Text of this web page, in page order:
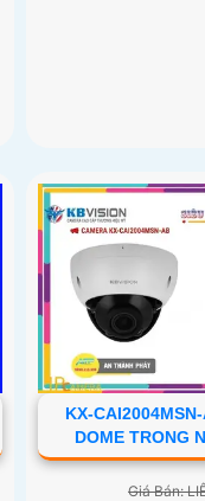
KX-
DOME TRONG
Giá Bán: